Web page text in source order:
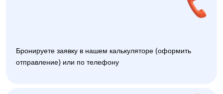
Бронируете заявку в нашем калькуляторе (оформить
отправление) или по телефону